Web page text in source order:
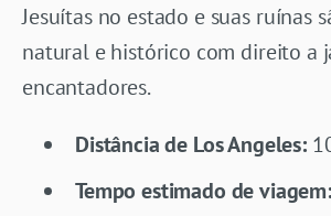
Jesuítas no estado e suas ruínas
natural e histórico com direito a
encantadores.
Distância de Los Angeles:
Tempo estimado de viagem: